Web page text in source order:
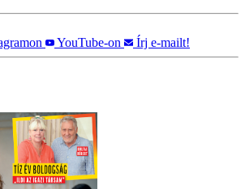
YouTube-on Írj e-mailt!